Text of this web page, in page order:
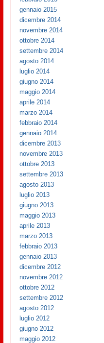
gennaio 2015
dicembre 2014
novembre 2014
ottobre 2014
settembre 2014
agosto 2014
luglio 2014
giugno 2014
maggio 2014
aprile 2014
marzo 2014
febbraio 2014
gennaio 2014
dicembre 2013
novembre 2013
ottobre 2013
settembre 2013
agosto 2013
luglio 2013
giugno 2013
maggio 2013
aprile 2013
marzo 2013
febbraio 2013
gennaio 2013
dicembre 2012
novembre 2012
ottobre 2012
settembre 2012
agosto 2012
luglio 2012
giugno 2012
maggio 2012